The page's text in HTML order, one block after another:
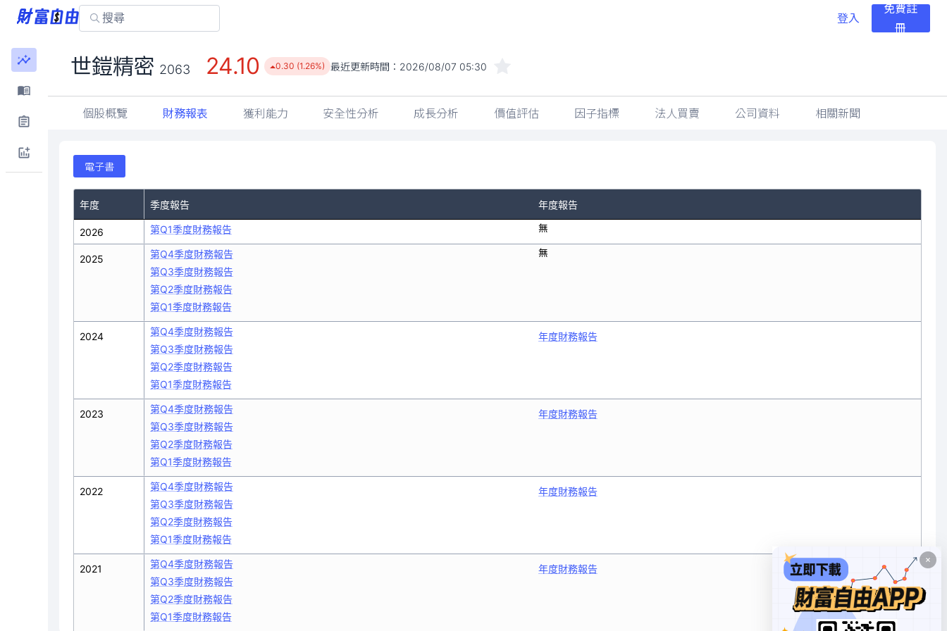
登入
免費註
冊
世鎧精密 2063 24.10 0.30 (1.26%) 最近更新時間： 2026/08/07 05:30
個股概覽 財務報表 獲利能力 安全性分析 成長分析 價值評估 因子指標 法人買賣 公司資料 相關新聞
電子書
年度 季度報告 年度報告
2026
2025
2024
2023
2022
2021
第Q1季度財務報告 無
第Q4季度財務報告
第Q3季度財務報告
第Q2季度財務報告
第Q1季度財務報告
無
第Q4季度財務報告
第Q3季度財務報告
第Q2季度財務報告
第Q1季度財務報告
年度財務報告
第Q4季度財務報告
第Q3季度財務報告
第Q2季度財務報告
第Q1季度財務報告
年度財務報告
第Q4季度財務報告
第Q3季度財務報告
第Q2季度財務報告
第Q1季度財務報告
年度財務報告
第Q4季度財務報告
第Q3季度財務報告
第Q2季度財務報告
第Q1季度財務報告
年度財務報告